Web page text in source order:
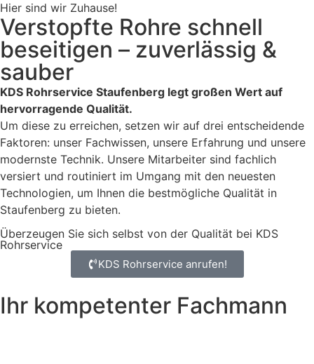
Hier sind wir Zuhause!
Verstopfte Rohre schnell
beseitigen – zuverlässig &
sauber
KDS Rohrservice Staufenberg legt großen Wert auf
hervorragende Qualität.
Um diese zu erreichen, setzen wir auf drei entscheidende
Faktoren: unser Fachwissen, unsere Erfahrung und unsere
modernste Technik. Unsere Mitarbeiter sind fachlich
versiert und routiniert im Umgang mit den neuesten
Technologien, um Ihnen die bestmögliche Qualität in
Staufenberg zu bieten.
Überzeugen Sie sich selbst von der Qualität bei KDS
Rohrservice
KDS Rohrservice anrufen!
Ihr kompetenter Fachmann